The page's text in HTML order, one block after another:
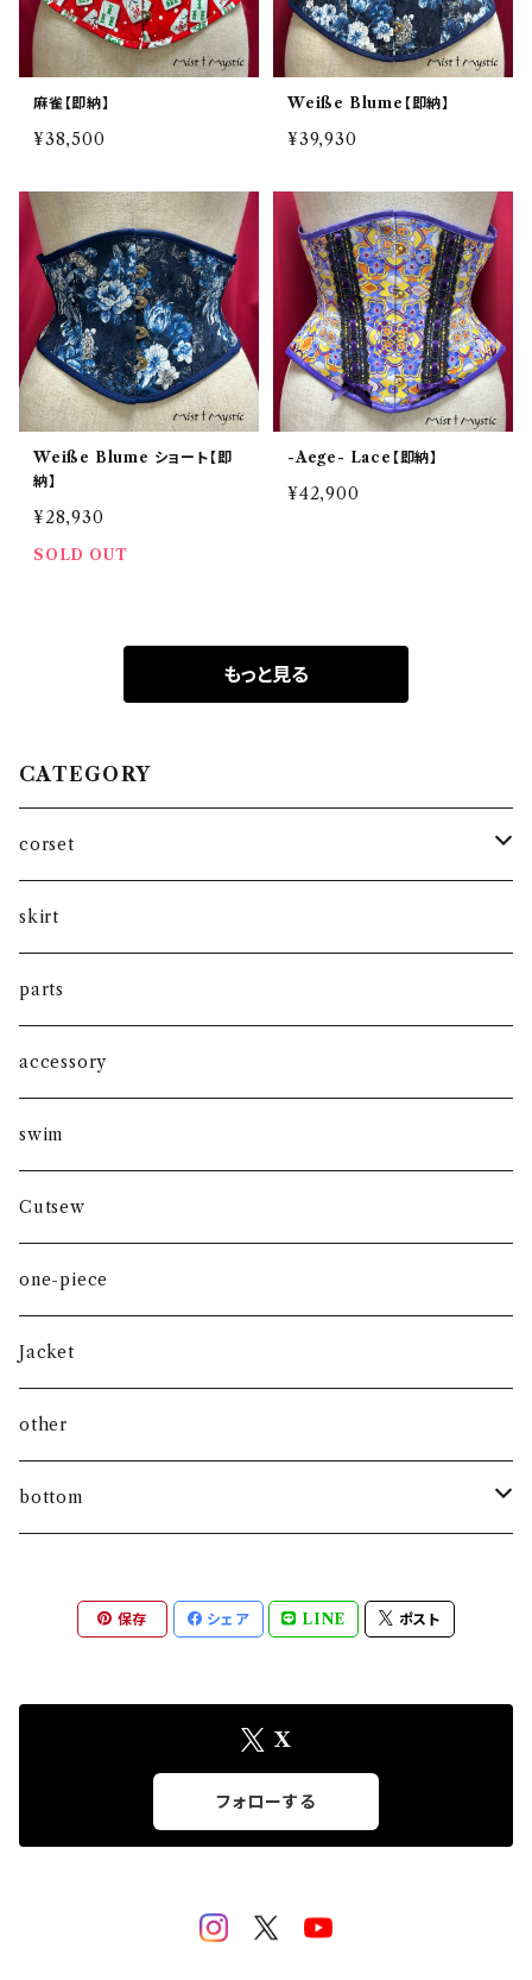
麻雀【即納】
¥38,500
Weiße Blume【即納】
¥39,930
Weiße Blume ショート【即
納】
¥28,930
SOLD OUT
-Aege- Lace【即納】
¥42,900
もっと見る
CATEGORY
corset
under bust
over bust
skirt
parts
accessory
swim
Cutsew
one-piece
Jacket
other
bottom
保存 シェア LINE ポスト
X
フォローする